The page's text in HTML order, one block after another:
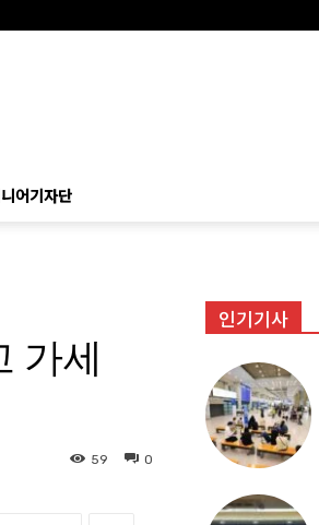
어기자단
가세
0
59
인기기사